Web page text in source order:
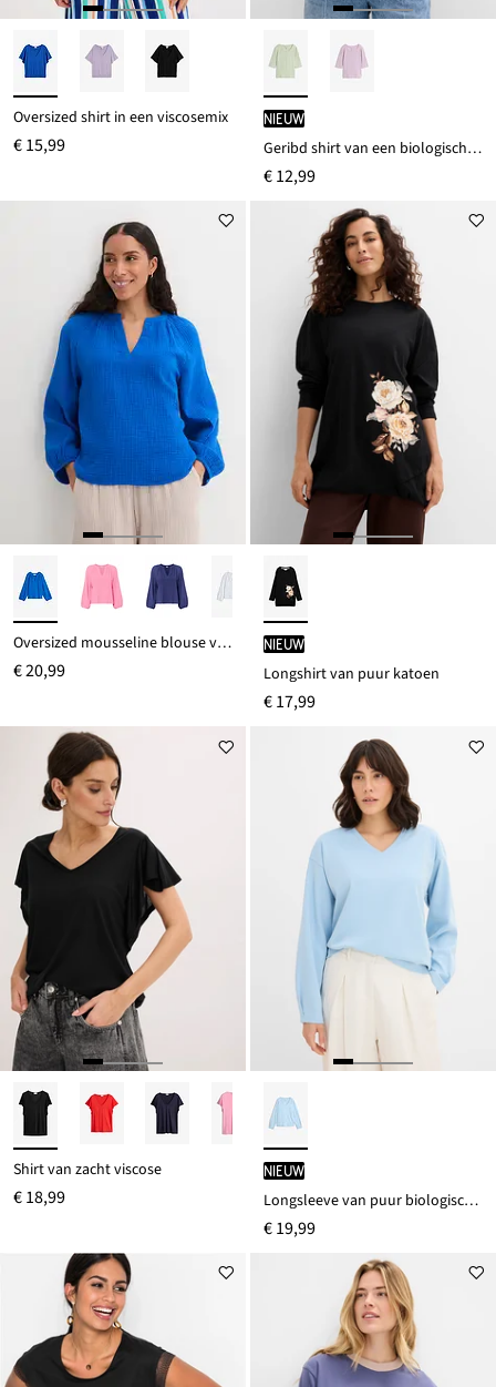
Oversized shirt in een viscosemix
€ 15,99
Nieuw
Geribd shirt van een biologisch katoenmix
€ 12,99
Oversized mousseline blouse van puur katoen
€ 20,99
Nieuw
Longshirt van puur katoen
€ 17,99
Shirt van zacht viscose
€ 18,99
Nieuw
Longsleeve van puur biologisch katoen
€ 19,99